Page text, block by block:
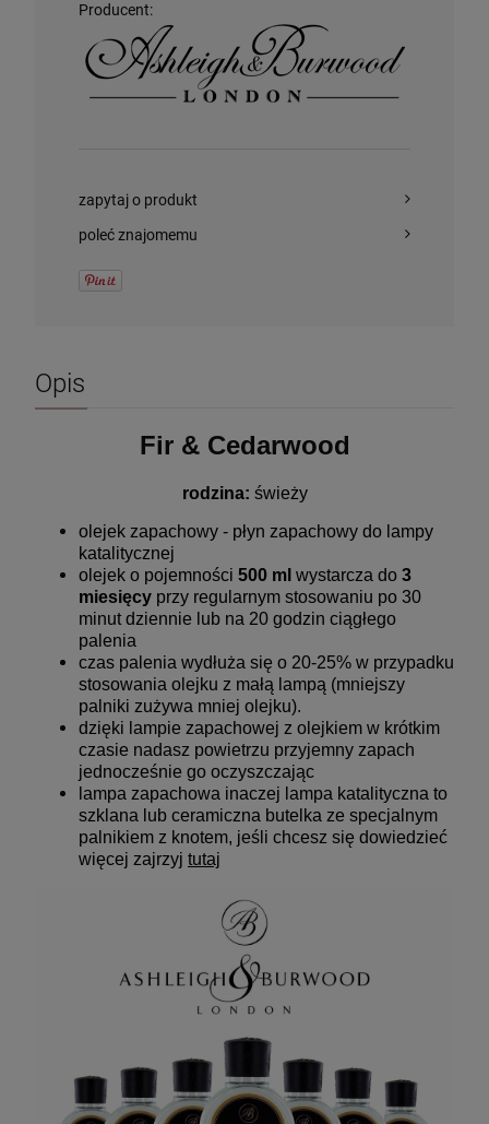
DO KOSZYKA
DO KOSZYKA
Producent:
zapytaj o produkt
poleć znajomemu
Opis
Fir & Cedarwood
rodzina: świeży
olejek zapachowy - płyn zapachowy do lampy
katalitycznej
olejek o pojemności 500 ml wystarcza do 3
miesięcy przy regularnym stosowaniu po 30
minut dziennie lub na 20 godzin ciągłego
palenia
czas palenia wydłuża się o 20-25% w przypadku
stosowania olejku z małą lampą (mniejszy
palniki zużywa mniej olejku).
dzięki lampie zapachowej z olejkiem w krótkim
czasie nadasz powietrzu przyjemny zapach
jednocześnie go oczyszczając
lampa zapachowa inaczej lampa katalityczna to
szklana lub ceramiczna butelka ze specjalnym
palnikiem z knotem, jeśli chcesz się dowiedzieć
więcej zajrzyj tutaj